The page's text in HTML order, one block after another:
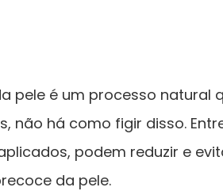
pele é um processo natural
não há como figir disso.
podem reduzir e
da pele.